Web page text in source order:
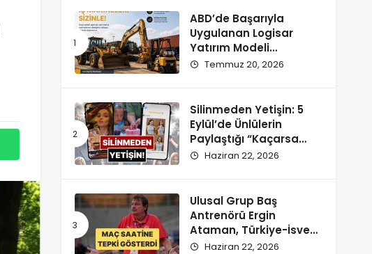
ABD’de Başarıyla
Uygulanan Logisar
Yatırım Modeli
Türkiye’ye Geliyor
Temmuz 20, 2026
Silinmeden Yetişin: 5
Eylül’de Ünlülerin
Paylaştığı “Kaçarsa
Yazık Olur” Temalı
Haziran 22, 2026
Ulusal Grup Baş
Antrenörü Ergin
Ataman, Türkiye-İsveç
Maçı Saatine
Haziran 22, 2026